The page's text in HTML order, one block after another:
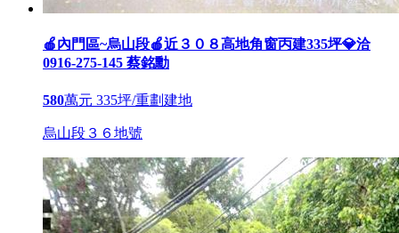
🍎內門區~烏山段🍎近３０８高地角窗丙建335坪💎洽
0916-275-145 蔡銘勳
580萬元 335坪/重劃建地
烏山段３６地號